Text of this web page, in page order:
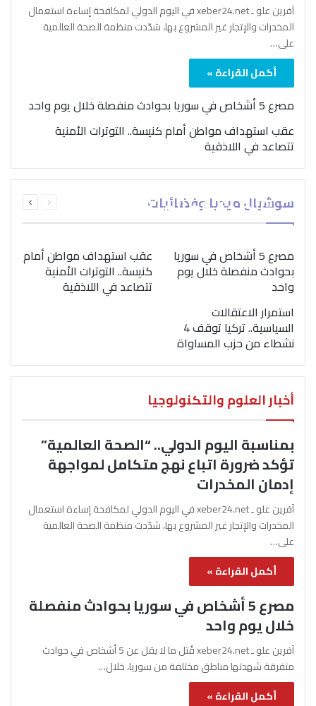
آفرين علو ـ xeber24.net في اليوم الدولي لمكافحة إساءة استعمال
المخدرات والإتجار غير المشروع بها، شدّدت منظمة الصحة العالمية
على…
أكمل القراءة »
مصرع 5 أشخاص في سوريا بحوادث منفصلة خلال يوم واحد
عقب استهداف مواطن أمام كنيسة.. التوترات الأمنية
تتصاعد في اللاذقية
سوشيال ميديا وفضائيات الصفحةالصفحة
بمناسبة اليوم الدولي..
“الصحة العالمية” تؤكد
ضرورة اتباع نهج متكامل
لمواجهة إدمان المخدرات
مصرع 5 أشخاص في سوريا
بحوادث منفصلة خلال يوم
واحد
عقب استهداف مواطن أمام
كنيسة.. التوترات الأمنية
تتصاعد في اللاذقية
استمرار الاعتقالات
السياسية.. تركيا توقف 4
نشطاء من حزب المساواة
أخبار العلوم والتكنولوجيا
بمناسبة اليوم الدولي.. “الصحة العالمية”
تؤكد ضرورة اتباع نهج متكامل لمواجهة
إدمان المخدرات
آفرين علو ـ xeber24.net في اليوم الدولي لمكافحة إساءة استعمال
المخدرات والإتجار غير المشروع بها، شدّدت منظمة الصحة العالمية
على…
أكمل القراءة »
مصرع 5 أشخاص في سوريا بحوادث منفصلة
خلال يوم واحد
آفرين علو ـ xeber24.net قُتل ما لا يقل عن 5 أشخاص في حوادث
متفرقة شهدتها مناطق مختلفة من سوريا، خلال…
أكمل القراءة »